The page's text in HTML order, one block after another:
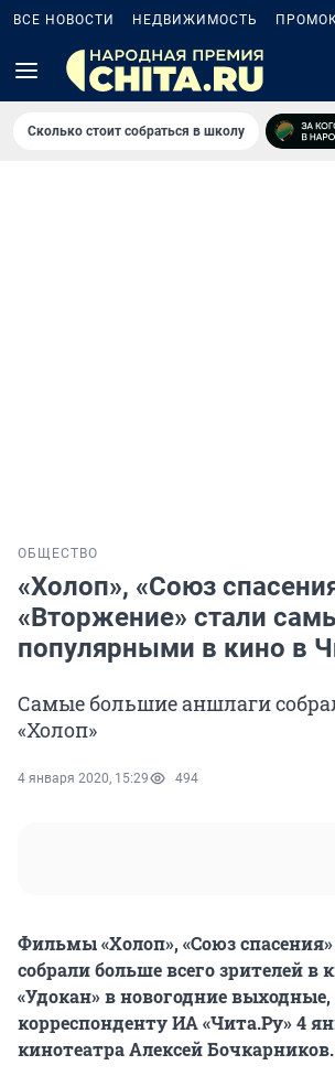
ВСЕ НОВОСТИ НЕДВИЖИМОСТЬ
Сколько стоит собраться в школу
ОБЩЕСТВО
«Холоп», «Союз
«Вторжение» стали
популярными в кино в
Самые большие аншлаги
«Холоп»
4 января 2020, 15:29 494
Фильмы «Холоп», «Союз
собрали больше всего зрителей в
«Удокан» в новогодние
корреспонденту ИА «Чита.Ру» 4
кинотеатра Алексей Бочкарников.